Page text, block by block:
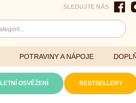
SLEDUJTE NÁS
POTRAVINY A NÁPOJE
LETNÍ OSVĚŽENÍ BESTSELLERY